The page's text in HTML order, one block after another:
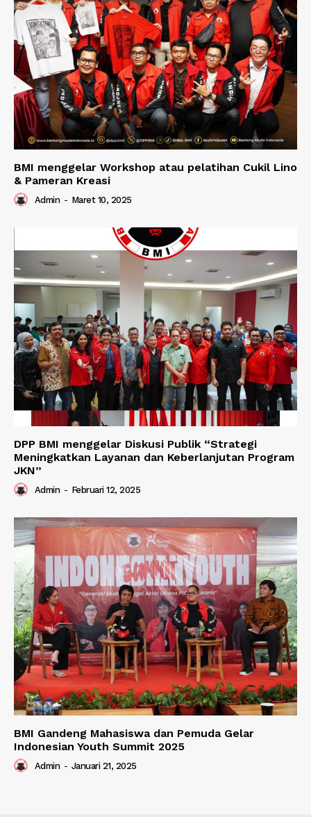
BMI menggelar Workshop atau pelatihan Cukil Lino
& Pameran Kreasi
Admin - Maret 10, 2025
DPP BMI menggelar Diskusi Publik “Strategi
Meningkatkan Layanan dan Keberlanjutan Program
JKN”
Admin - Februari 12, 2025
BMI Gandeng Mahasiswa dan Pemuda Gelar
Indonesian Youth Summit 2025
Admin - Januari 21, 2025